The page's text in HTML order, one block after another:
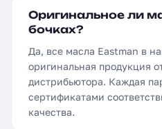
Оригинальное ли
бочках?
Да, все масла Eastman в
оригинальная продукция
дистрибьютора. Каждая
сертификатами
качества.